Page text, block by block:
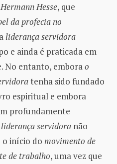
Hermann Hesse, que
da profecia no
liderança servidora
e ainda é praticada em
No entanto, emborao
tenha sido fundado
espiritual e embora
profundamente
servidora não
início do movimento de
de trabalho, uma vez que